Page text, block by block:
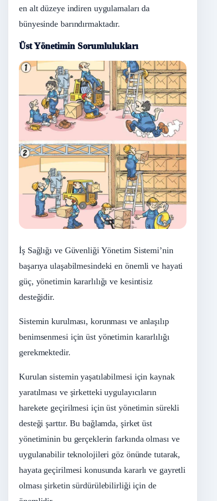
en alt düzeye indiren uygulamaları da
bünyesinde barındırmaktadır.
Üst Yönetimin Sorumlulukları
İş Sağlığı ve Güvenliği Yönetim Sistemi’nin
başarıya ulaşabilmesindeki en önemli ve hayati
güç, yönetimin kararlılığı ve kesintisiz
desteğidir.
Sistemin kurulması, korunması ve anlaşılıp
benimsenmesi için üst yönetimin kararlılığı
gerekmektedir.
Kurulan sistemin yaşatılabilmesi için kaynak
yaratılması ve şirketteki uygulayıcıların
harekete geçirilmesi için üst yönetimin sürekli
desteği şarttır. Bu bağlamda, şirket üst
yönetiminin bu gerçeklerin farkında olması ve
uygulanabilir teknolojileri göz önünde tutarak,
hayata geçirilmesi konusunda kararlı ve gayretli
olması şirketin sürdürülebilirliği için de